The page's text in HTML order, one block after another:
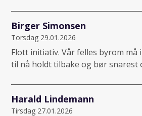
Birger Simonsen
Torsdag 29.01.2026
Flott initiativ. Vår felles byrom
til nå holdt tilbake og bør snarest
Harald Lindemann
Tirsdag 27.01.2026